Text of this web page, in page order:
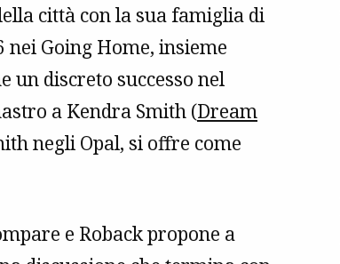
città con la sua famiglia di
nei Going Home, insieme
un discreto successo nel
a Kendra Smith (Dream
negli Opal, si offre come
e Roback propone a